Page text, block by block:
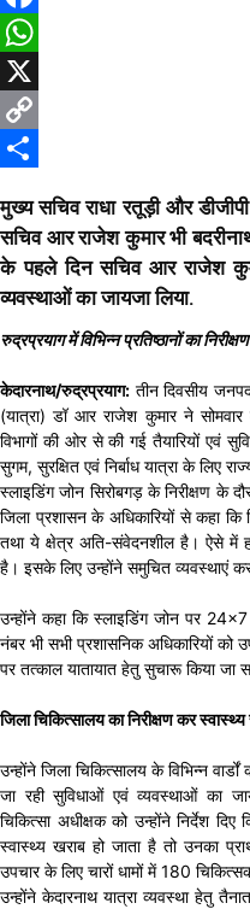
Facebook
WhatsApp
X
Copy
मुख्य सचिव राधा रतूड़ी और
सचिव आर राजेश कुमार भी
के पहले दिन सचिव आर राजेश
व्यवस्थाओं का जायजा लिया.
रुद्रप्रयाग में विभिन्न प्रतिष्ठानों का
केदारनाथ/रुद्रप्रयाग: तीन दिवसीय
(यात्रा) डॉ आर राजेश कुमार ने सोमवार
विभागों की ओर से की गई तैयारियों एवं
सुगम, सुरक्षित एवं निर्बाध यात्रा के लिए
स्लाइडिंग जोन सिरोबगड़ के निरीक्षण के
जिला प्रशासन के अधिकारियों से कहा कि
तथा ये क्षेत्र अति-संवेदनशील है। ऐसे में
है। इसके लिए उन्होंने समुचित व्यवस्थाएं
उन्होंने कहा कि स्लाइडिंग जोन पर
नंबर भी सभी प्रशासनिक अधिकारियों को
पर तत्काल यातायात हेतु सुचारू किया जा
जिला चिकित्सालय का निरीक्षण कर
उन्होंने जिला चिकित्सालय के विभिन्न
जा रही सुविधाओं एवं व्यवस्थाओं का
चिकित्सा अधीक्षक को उन्होंने निर्देश
स्वास्थ्य खराब हो जाता है तो उनका
उपचार के लिए चारों धामों में 180
उन्होंने केदारनाथ यात्रा व्यवस्था हेतु